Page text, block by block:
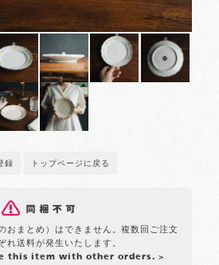
録 トップページに戻る
おまとめ）はできません。複数回ご注文
れ送料が発生いたします。
this item with other orders. >